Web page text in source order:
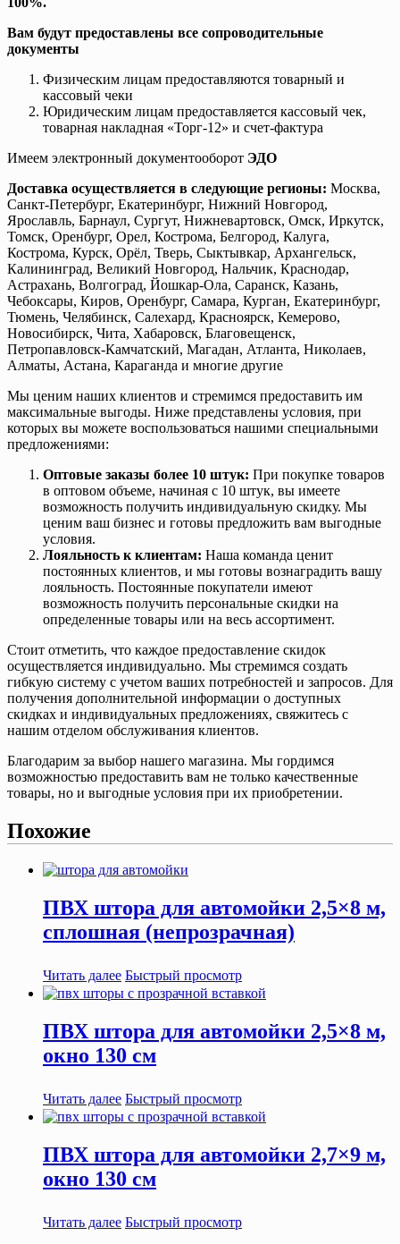
Вам будут предоставлены все сопроводительные
документы
Физическим лицам предоставляются товарный и
кассовый чеки
Юридическим лицам предоставляется кассовый чек,
товарная накладная «Торг-12» и счет-фактура
Имеем электронный документооборот ЭДО
Доставка осуществляется в следующие регионы: Москва,
Санкт-Петербург, Екатеринбург, Нижний Новгород,
Ярославль, Барнаул, Сургут, Нижневартовск, Омск, Иркутск,
Томск, Оренбург, Орел, Кострома, Белгород, Калуга,
Кострома, Курск, Орёл, Тверь, Сыктывкар, Архангельск,
Калининград, Великий Новгород, Нальчик, Краснодар,
Астрахань, Волгоград, Йошкар-Ола, Саранск, Казань,
Чебоксары, Киров, Оренбург, Самара, Курган, Екатеринбург,
Тюмень, Челябинск, Салехард, Красноярск, Кемерово,
Новосибирск, Чита, Хабаровск, Благовещенск,
Петропавловск-Камчатский, Магадан, Атланта, Николаев,
Алматы, Астана, Караганда и многие другие
Мы ценим наших клиентов и стремимся предоставить им
максимальные выгоды. Ниже представлены условия, при
которых вы можете воспользоваться нашими специальными
предложениями:
Оптовые заказы более 10 штук: При покупке товаров
в оптовом объеме, начиная с 10 штук, вы имеете
возможность получить индивидуальную скидку. Мы
ценим ваш бизнес и готовы предложить вам выгодные
условия.
Лояльность к клиентам: Наша команда ценит
постоянных клиентов, и мы готовы вознаградить вашу
лояльность. Постоянные покупатели имеют
возможность получить персональные скидки на
определенные товары или на весь ассортимент.
Стоит отметить, что каждое предоставление скидок
осуществляется индивидуально. Мы стремимся создать
гибкую систему с учетом ваших потребностей и запросов. Для
получения дополнительной информации о доступных
скидках и индивидуальных предложениях, свяжитесь с
нашим отделом обслуживания клиентов.
Благодарим за выбор нашего магазина. Мы гордимся
возможностью предоставить вам не только качественные
товары, но и выгодные условия при их приобретении.
Похожие
ПВХ штора для автомойки 2,5×8 м,
сплошная (непрозрачная)
Читать далее Быстрый просмотр
ПВХ штора для автомойки 2,5×8 м,
окно 130 см
Читать далее Быстрый просмотр
ПВХ штора для автомойки 2,7×9 м,
окно 130 см
Читать далее Быстрый просмотр